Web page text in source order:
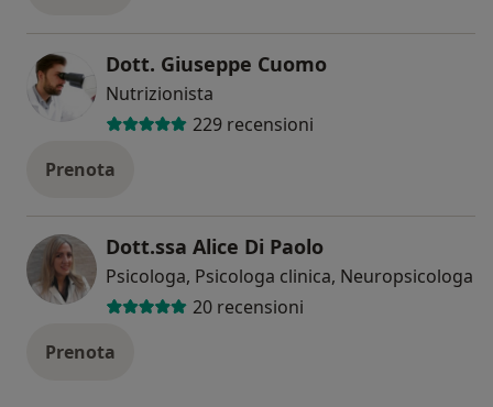
Dott. Giuseppe Cuomo
Nutrizionista
229 recensioni
Prenota
Dott.ssa Alice Di Paolo
Psicologa, Psicologa clinica, Neuropsicologa
20 recensioni
Prenota